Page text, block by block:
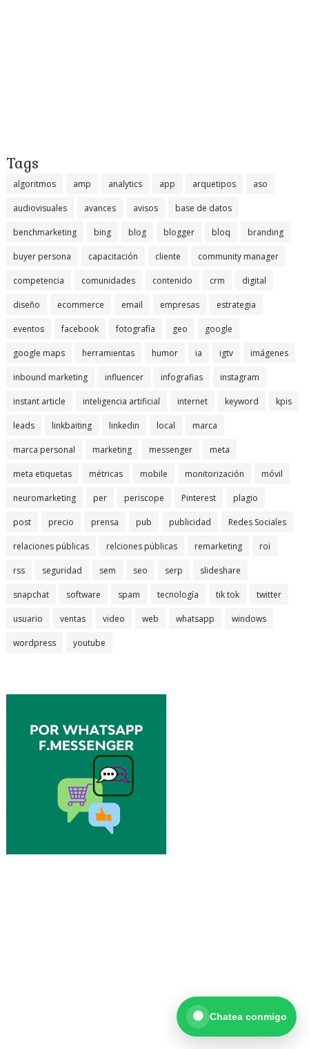
Tags
algoritmos amp analytics app arquetipos aso
audiovisuales avances avisos base de datos
benchmarketing bing blog blogger bloq branding
buyer persona capacitación cliente community manager
competencia comunidades contenido crm digital
diseño ecommerce email empresas estrategia
eventos facebook fotografía geo google
google maps herramientas humor ia igtv imágenes
inbound marketing influencer infografias instagram
instant article inteligencia artificial internet keyword kpis
leads linkbaiting linkedin local marca
marca personal marketing messenger meta
meta etiquetas métricas mobile monitorización móvil
neuromarketing per periscope Pinterest plagio
post precio prensa pub publicidad Redes Sociales
relaciones públicas relciones públicas remarketing roi
rss seguridad sem seo serp slideshare
snapchat software spam tecnología tik tok twitter
usuario ventas video web whatsapp windows
wordpress youtube
🟢 Chatea conmigo